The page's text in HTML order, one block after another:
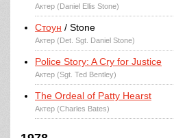
Актер (Daniel Ellis Stone)
Стоун / Stone
Актер (Det. Sgt. Daniel Stone)
Police Story: A Cry for Justice
Актер (Sgt. Ted Bentley)
The Ordeal of Patty Hearst
Актер (Charles Bates)